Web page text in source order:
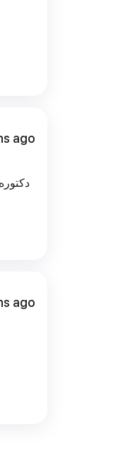
ago
ago